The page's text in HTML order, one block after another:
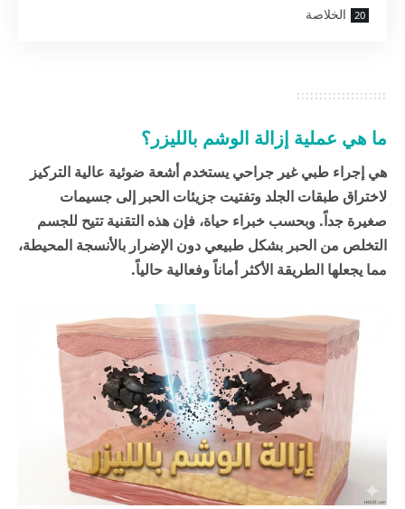
الخلاصة
ما هي عملية إزالة الوشم بالليزر؟
هي إجراء طبي غير جراحي يستخدم أشعة ضوئية عالية التركيز
لاختراق طبقات الجلد وتفتيت جزيئات الحبر إلى جسيمات
صغيرة جداً. وبحسب خبراء حياة، فإن هذه التقنية تتيح للجسم
التخلص من الحبر بشكل طبيعي دون الإضرار بالأنسجة المحيطة،
مما يجعلها الطريقة الأكثر أماناً وفعالية حالياً.